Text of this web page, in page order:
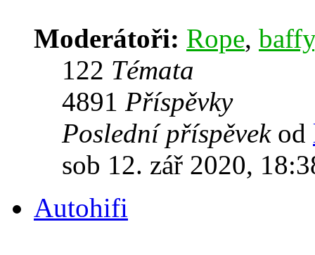
Moderátoři: Rope, baffy
122 Témata
4891 Příspěvky
Poslední příspěvekod
sob 12. zář 2020,
Autohifi